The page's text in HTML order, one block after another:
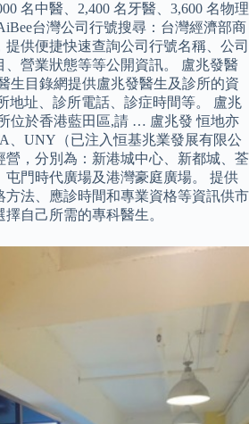
名中醫、2,400 名牙醫、3,600 名物理
台灣公司行號搜尋：台灣經濟部商
供便捷快速查詢公司行號名稱、公司
、營業狀態等等公開資訊。 盧兆發醫
生目錄網提供盧兆發醫生及診所的資
地址、診所電話、診症時間等。 盧兆
位於香港藍田區,請 … 盧兆發 恒地亦
、UNY（已注入恒基兆業發展有限公
營，分別為：新港城中心、新都城、荃
屯門時代廣場及港灣豪庭廣場。 提供
方法、應診時間和專業資格等資訊供市
自己所需的專科醫生。